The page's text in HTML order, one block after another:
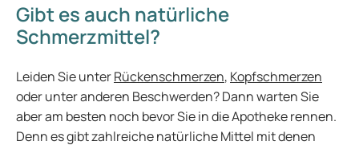
Gibt es auch natürliche
Schmerzmittel?
Leiden Sie unterRückenschmerzen, Kopfschmerzen
oder unter anderen Beschwerden? Dann warten Sie
aber am besten noch bevor Sie in die Apotheke rennen.
Denn es gibt zahlreiche natürliche Mittel mit denen